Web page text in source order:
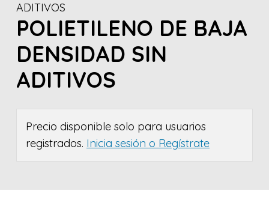
ADITIVOS
POLIETILENO DE BAJA
DENSIDAD SIN
ADITIVOS
Precio disponible solo para usuarios
registrados. Inicia sesión o Regístrate